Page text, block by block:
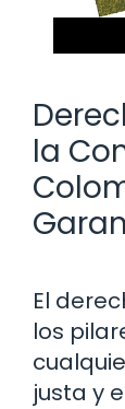
la
El
los
justa y